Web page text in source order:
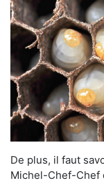
De plus, il faut
Michel-Chef-Chef